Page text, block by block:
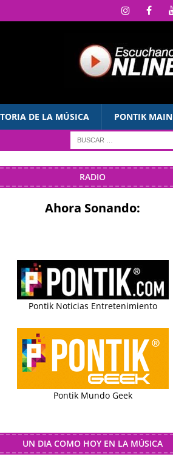
DE LA MÚSICA PONTIK MAIN
RADIO
Ahora Sonando:
Pontik Noticias Entretenimiento
Pontik Mundo Geek
UN DIA COMO HOY EN LA MÚSICA